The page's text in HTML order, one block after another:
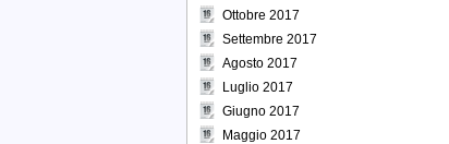
Ottobre 2017
Settembre 2017
Agosto 2017
Luglio 2017
Giugno 2017
Maggio 2017